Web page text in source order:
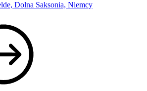
Dolna Saksonia, Niemcy